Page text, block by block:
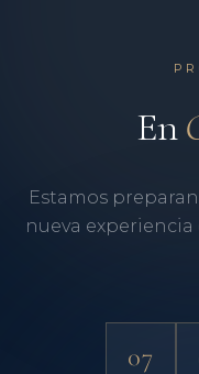
En
Estamos
nueva
07